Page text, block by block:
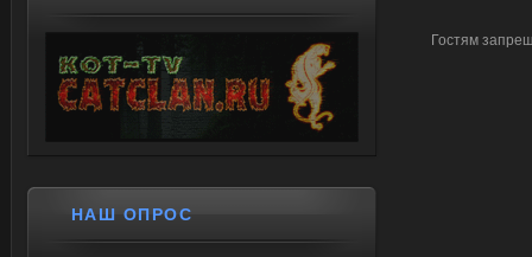
Гостям
НАШ ОПРОС